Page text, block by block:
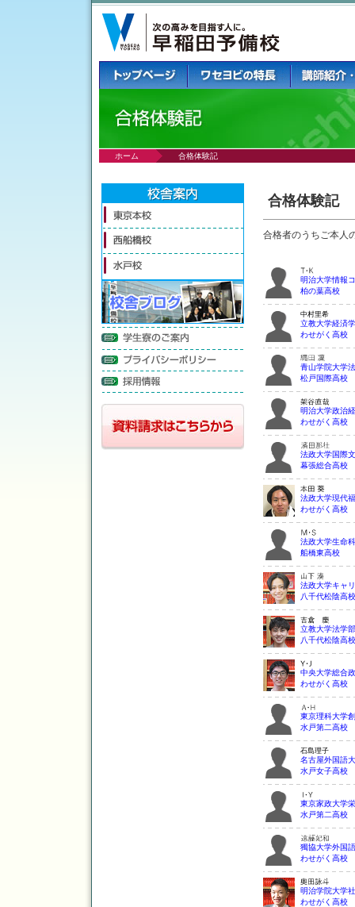
ホーム 合格体験記
合格体験記
合格者のうちご本人
明治大学情報
柏の葉高校
立教大学経済
わせがく高校
青山学院大学
松戸国際高校
明治大学政治
わせがく高校
法政大学国際
幕張総合高校
法政大学現代
わせがく高校
法政大学生命
船橋東高校
法政大学キャ
八千代松陰高校
立教大学法学部
八千代松陰高校
中央大学総合
わせがく高校
東京理科大学
水戸第二高校
名古屋外国語
水戸女子高校
東京家政大学
水戸第二高校
獨協大学外国
わせがく高校
明治学院大学
わせがく高校